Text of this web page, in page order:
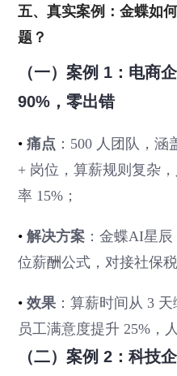
五、真实案例：金蝶如
题？
（一）案例 1：电
90%，零出错
•痛点 ：500 人团队，
+ 岗位，算薪规则复杂
率 15%；
•解决方案 ：金蝶AI星
位薪酬公式，对接社保税
•效果 ：算薪时间从 3
员工满意度提升 25%，
（二）案例 2：科